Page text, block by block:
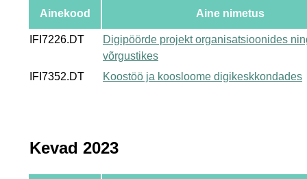
Ainekood Aine nimetus
IFI7226.DT
Digipöörde projekt organisatsioonides
võrgustikes
IFI7352.DT
Koostöö ja koosloome digikeskkondades
Kevad 2023